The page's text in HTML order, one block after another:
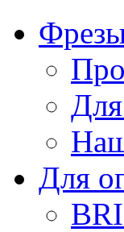
Для